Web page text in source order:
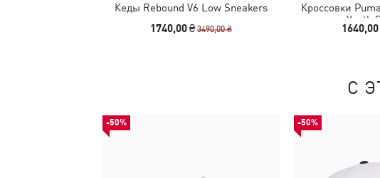
Кеды Rebound V6 Low Sneakers
1740,00 ₴3490,00 ₴
Кроссовки
Youth
С
-50% -50%